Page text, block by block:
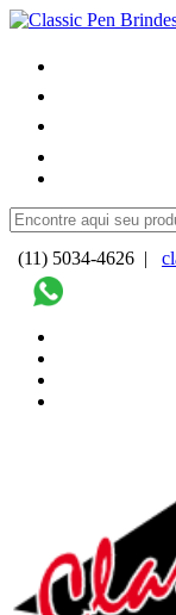
(11) 5034-4626 |